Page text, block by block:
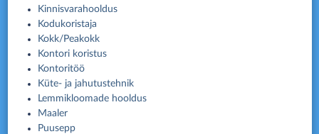
Kinnisvarahooldus
Kodukoristaja
Kokk/Peakokk
Kontori koristus
Kontoritöö
Küte- ja jahutustehnik
Lemmikloomade hooldus
Maaler
Puusepp